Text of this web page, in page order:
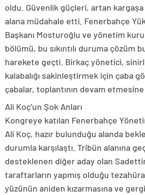
oldu. Güvenlik güçleri, artan kargaşa
alana müdahale etti. Fenerbahçe
Başkanı Mosturoğlu ve yönetim
bölümü, bu sıkıntılı duruma çözüm
harekete geçti. Birkaç yönetici, sinirli
kalabalığı sakinleştirmek için çaba
çabalar, toplantının devam etmesine
Ali Koç’un Şok Anları
Kongreye katılan Fenerbahçe
Ali Koç, hazır bulunduğu alanda
durumla karşılaştı. Tribün alanına
desteklenen diğer aday olan
taraftarların yapmış olduğu
yüzünün aniden kızarmasına ve